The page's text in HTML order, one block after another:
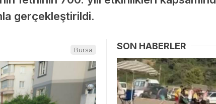
gerçekleştirildi.
Bursa SON HABERLER